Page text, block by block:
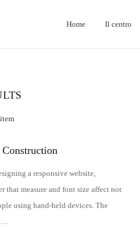
Home Il centro
a responsive website,
that measure and font size affect not
using hand-held devices. The